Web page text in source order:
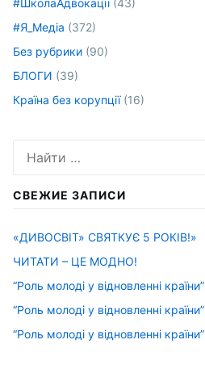
#ШколаАдвокації(43)
#Я_Медіа (372)
Без рубрики (90)
БЛОГИ (39)
Країна без корупції(16)
СВЕЖИЕ ЗАПИСИ
«ДИВОСВІТ» СВЯТКУЄ 5 РОКІВ!»
ЧИТАТИ – ЦЕ МОДНО!
“Роль молоді у відновленні країни”
“Роль молоді у відновленні країни”
“Роль молоді у відновленні країни”